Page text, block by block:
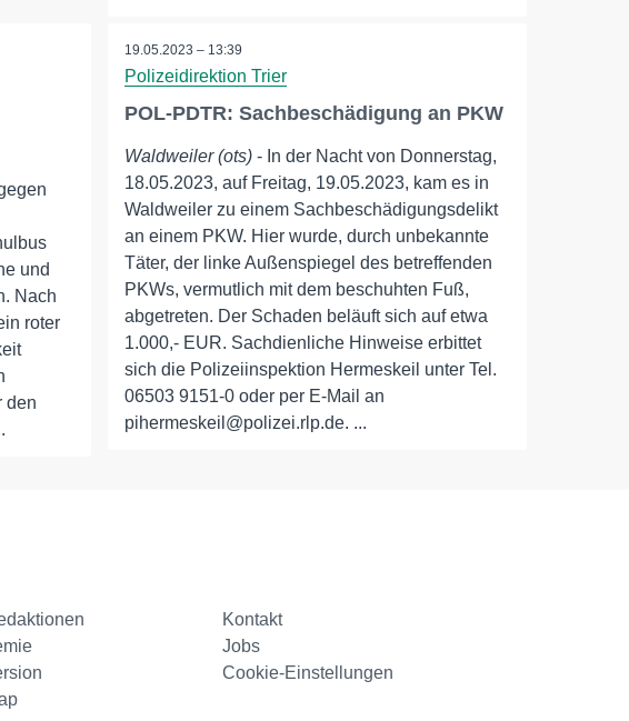
und
Nach
roter
den
19.05.2023 – 13:39
Polizeidirektion Trier
POL-PDTR: Sachbeschädigung an PKW
Waldweiler (ots) - In der Nacht von Donnerstag,
18.05.2023, auf Freitag, 19.05.2023, kam es in
Waldweiler zu einem Sachbeschädigungsdelikt
an einem PKW. Hier wurde, durch unbekannte
Täter, der linke Außenspiegel des betreffenden
PKWs, vermutlich mit dem beschuhten Fuß,
abgetreten. Der Schaden beläuft sich auf etwa
1.000,- EUR. Sachdienliche Hinweise erbittet
sich die Polizeiinspektion Hermeskeil unter Tel.
06503 9151-0 oder per E-Mail an
pihermeskeil@polizei.rlp.de. ...
Kontakt
Jobs
Cookie-Einstellungen